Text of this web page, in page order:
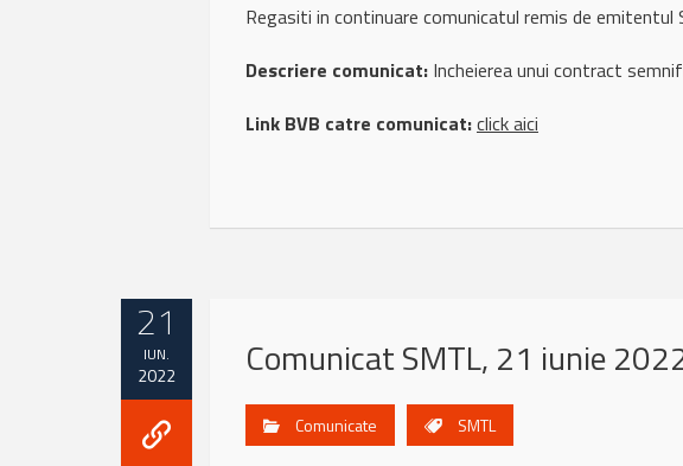
Regasiti in continuare comunicatul remis de
Descriere comunicat: Incheierea unui contract
Link BVB catre comunicat:click aici
21
IUN.
2022 Comunicat SMTL, 21 iunie
Comunicate SMTL